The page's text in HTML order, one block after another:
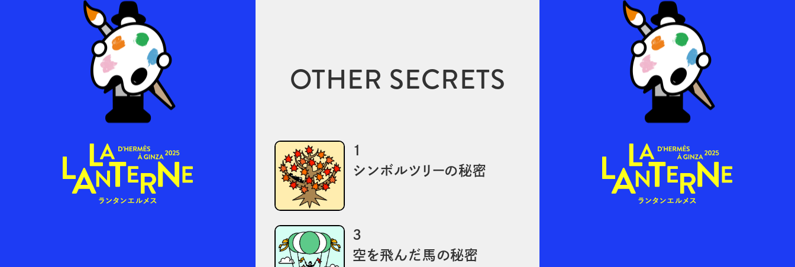
OTHER SECRETS
1
シンボルツリーの秘密
3
空を飛んだ馬の秘密